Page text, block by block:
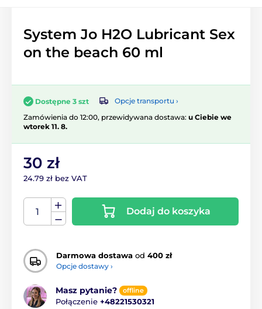
System Jo H2O Lubricant Sex
on the beach 60 ml
Dostępne 3 szt
Opcje transportu ›
Zamówienia do 12:00, przewidywana dostawa: u Ciebie we
wtorek 11. 8.
30 zł
24.79 zł bez VAT
Dodaj do koszyka
Darmowa dostawa od 400 zł
Opcje dostawy ›
Masz pytanie? offline
Połączenie +48221530321